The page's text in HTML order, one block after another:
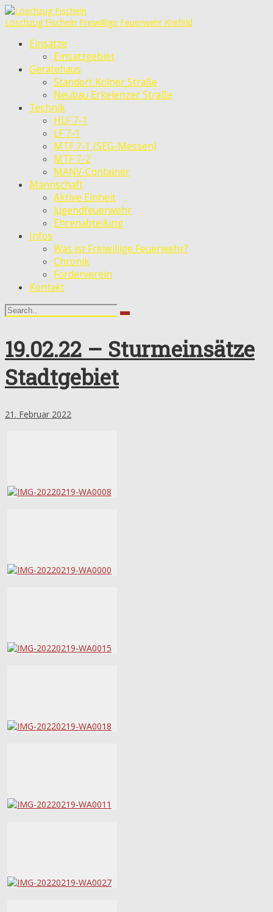
Löschzug Fischeln Freiwillige Feuerwehr Krefeld
Einsätze
Einsatzgebiet
Gerätehaus
Standort Kölner Straße
Neubau Erkelenzer Straße
Technik
HLF 7-1
LF 7-1
MTF 7-1 (SEG-Messen)
MTF 7-2
MANV-Container
Mannschaft
Aktive Einheit
Jugendfeuerwehr
Ehrenabteilung
Infos
Was ist Freiwillige Feuerwehr?
Chronik
Förderverein
Kontakt
19.02.22 – Sturmeinsätze
Stadtgebiet
21. Februar 2022